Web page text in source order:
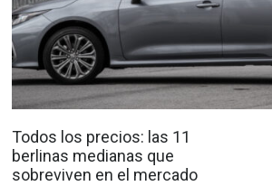
Todos los precios: las 11
berlinas medianas que
sobreviven en el mercado